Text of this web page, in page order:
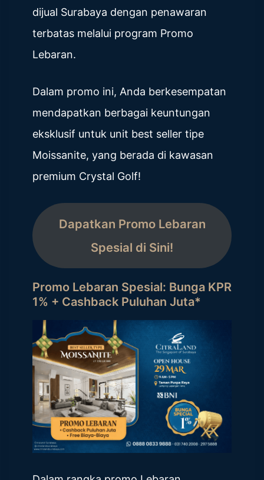
dijual Surabaya dengan penawaran
terbatas melalui program Promo
Lebaran.
Dalam promo ini, Anda berkesempatan
mendapatkan berbagai keuntungan
eksklusif untuk unit best seller tipe
Moissanite, yang berada di kawasan
premium Crystal Golf!
Dapatkan Promo Lebaran
Spesial di Sini!
Promo Lebaran Spesial: Bunga KPR
1% + Cashback Puluhan Juta*